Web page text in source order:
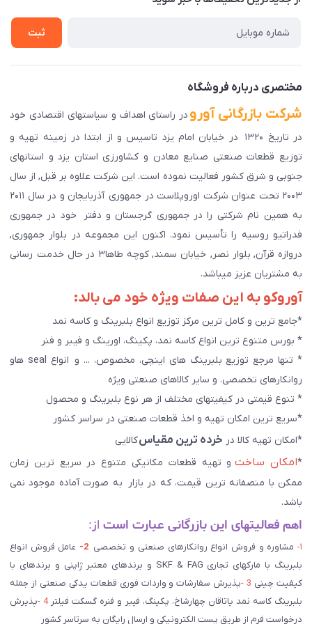
راهنمای ثبت سفارش
سوالات متداول
ثبت
مختصری درباره فروشگاه
شرکت بازرگانی آورو در راستای اهداف و سیاستهای اقتصادی خود
در تاریخ ۱۳۲۰ در خیابان امام یزد تاسیس و از ابتدا در زمینه تهیه و
توزیع قطعات صنعتی صنایع معادن و کشاورزی استان یزد و استانهای
جنوبی و شرق کشور فعالیت نموده است. این شرکت علاوه بر قبل, از سال
۲۰۰۳ تحت عنوان شرکت اوروپلاست در جمهوری آذربایجان و در سال ۲۰۱۱
به همین نام شرکتی را در جمهوری گرجستان و دفتر خود در جمهوری
فدراتیو روسیه را تأسیس نمود. اکنون این مجموعه در بلوار جمهوری,
دروازه قرآن, بلوار نصر, خیابان سمند, کوچه طاها۳ در حال خدمت رسانی
به مشتریان عزیز میباشد.
آوروکو به این صفات ویژه خود می بالد:
*جامع ترین و کامل ترین مرکز توزیع انواع بلبرینگ و کاسه نمد
* بورس متنوع ترین انواع کاسه نمد، پکینگ، اورینگ و فیبر و فنر
* تنها مرجع توزیع بلبرینگ های اینچی، مخصوص، ... و انواع seal هاو
روانکارهای تخصصی. و سایر کالاهای صنعتی ويژه
* تنوع قیمتی در کیفیتهای مختلف از هر نوع بلبرینگ و محصول
*سریع ترین امکان تهیه و اخذ قطعات صنعتی در سراسر کشور
*امکان تهیه کالا در خرده ترین مقیاسکالایی
*امکان ساختو تهیه قطعات مکانیکی متنوع در سریع ترین زمان
ممکن با منصفانه ترین قیمت، که در بازار به صورت آماده موجود نمی
باشد.
اهم فعالیتهای این بازرگانی عبارت است از:
۱- مشاوره و فروش انواع روانکارهای صنعتی و تخصصی 2-
عامل فروش انواع
بلبرینگ با مارکهای تجاری SKF & FAG و برندهای معتبر ژاپنی و برندهای با
کیفیت چینی 3 - پذیرش سفارشات و واردات فوری قطعات یدکی صنعتی از جمله
بلبرینگ کاسه نمد یاتاقان چهارشاخ، پکینگ، فیبر و فنره گسکت فیلتر4 - پذیرش
درخواست فرم از طریق پست الکترونیکی و ارسال رایگان به سرتاسر کشور